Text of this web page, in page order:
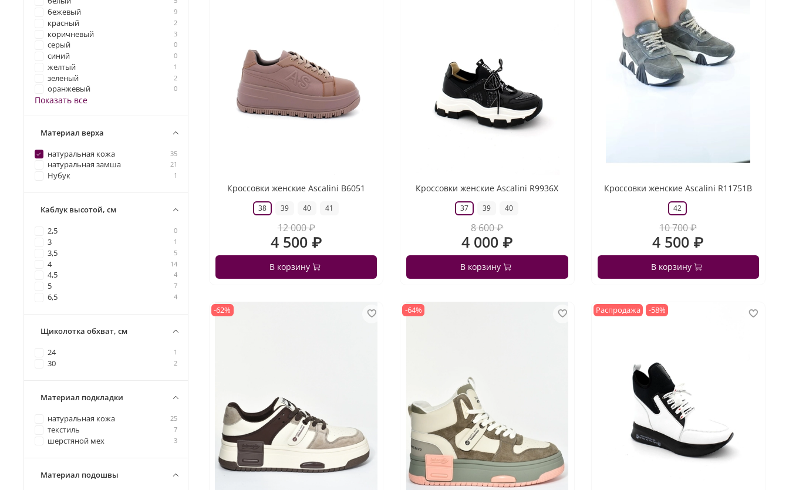
Кроссовки женские Ascalini B6051
38 39 40 41
12 000 ₽
4 500 ₽
В корзину
Кроссовки женские Ascalini R9936X
37 39 40
8 600 ₽
4 000 ₽
В корзину
Кроссовки женские Ascalini R11751B
42
10 700 ₽
4 500 ₽
В корзину
-62% -64% Распродажа -58%
бежевый 9
красный 2
коричневый 3
серый 0
синий 0
желтый 1
зеленый 2
оранжевый 0
Показать все
Материал верха
натуральная кожа 35
натуральная замша 21
Нубук 1
Каблук высотой, см
2,5 0
3 1
3,5 5
4 14
4,5 4
5 7
6,5 4
Щиколотка обхват, см
24 1
30 2
Материал подкладки
натуральная кожа 25
текстиль 7
шерстяной мех 3
Материал подошвы